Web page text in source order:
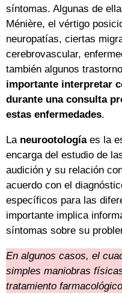
síntomas. Algunas de
Ménière, el vértigo
neuropatías, ciertas
cerebrovascular,
también algunos
importante interpretar
durante una consulta
estas enfermedades.
La neurootologíaes la
encarga del estudio de
audición y su relación
acuerdo con el
específicos para las
importante implica
síntomas sobre su
En algunos casos, el
simples maniobras
tratamiento